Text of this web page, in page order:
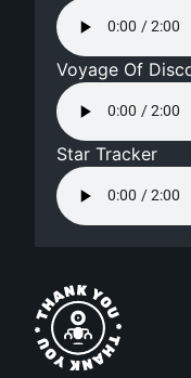
Voyage Of
Star Tracker